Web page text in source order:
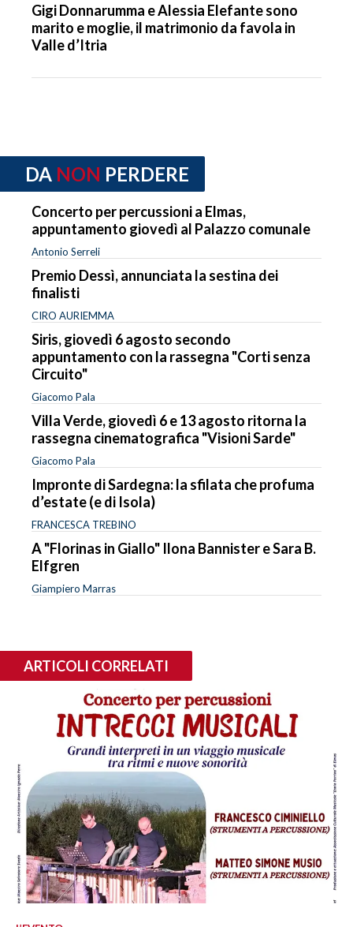
Gigi Donnarumma e Alessia Elefante sono
marito e moglie, il matrimonio da favola in
Valle d’Itria
DA NON PERDERE
Concerto per percussioni a Elmas,
appuntamento giovedì al Palazzo comunale
Antonio Serreli
Premio Dessì, annunciata la sestina dei
finalisti
CIRO AURIEMMA
Siris, giovedì 6 agosto secondo
appuntamento con la rassegna "Corti senza
Circuito"
Giacomo Pala
Villa Verde, giovedì 6 e 13 agosto ritorna la
rassegna cinematografica "Visioni Sarde"
Giacomo Pala
Impronte di Sardegna: la sfilata che profuma
d’estate (e di Isola)
FRANCESCA TREBINO
A "Florinas in Giallo" Ilona Bannister e Sara B.
Elfgren
Giampiero Marras
ARTICOLI CORRELATI